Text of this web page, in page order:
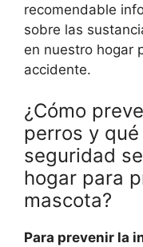
recomendable
sobre las
en nuestro hogar
accidente.
¿Cómo
perros y
seguridad
hogar para
mascota?
Para prevenir la